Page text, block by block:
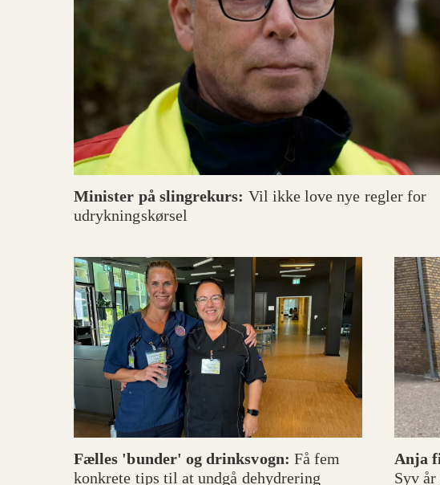
Minister på slingrekurs: Vil ikke love nye regler for
udrykningskørsel
Fælles 'bunder' og drinksvogn: Få fem
konkrete tips til at undgå dehydrering
Anja
Syv